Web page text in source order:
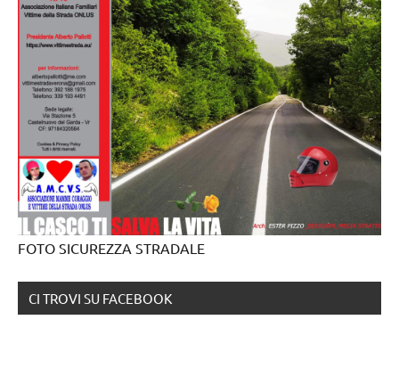
FOTO SICUREZZA STRADALE
CI TROVI SU FACEBOOK